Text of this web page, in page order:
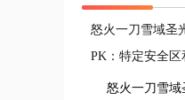
怒火一刀雪域圣
PK：特定安全
怒火一刀雪域